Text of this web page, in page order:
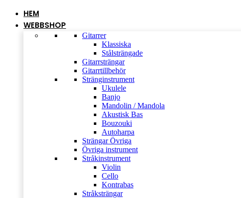
HEM
WEBBSHOP
Gitarrer
Klassiska
Stålsträngade
Gitarrsträngar
Gitarrtillbehör
Stränginstrument
Ukulele
Banjo
Mandolin / Mandola
Akustisk Bas
Bouzouki
Autoharpa
Strängar Övriga
Övriga instrument
Stråkinstrument
Violin
Cello
Kontrabas
Stråksträngar